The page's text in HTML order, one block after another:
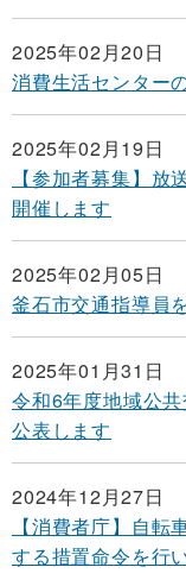
2025年02月20日
消費生活センター
2025年02月19日
【参加者募集】
開催します
2025年02月05日
釜石市交通指導員
2025年01月31日
令和6年度地域公
公表します
2024年12月27日
【消費者庁】自
する措置命令を行